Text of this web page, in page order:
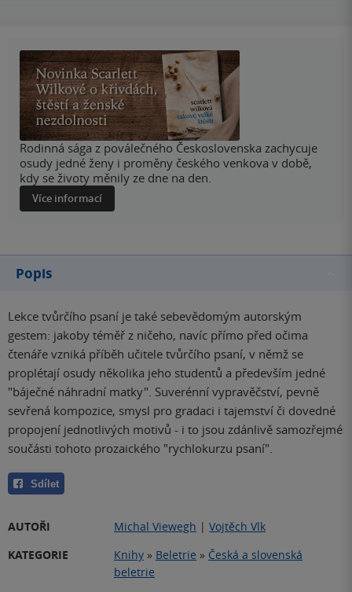
Rodinná sága z poválečného Československa zachycuje
osudy jedné ženy i proměny českého venkova v době,
kdy se životy měnily ze dne na den.
Více informací
Popis
Lekce tvůrčího psaní je také sebevědomým autorským
gestem: jakoby téměř z ničeho, navíc přímo před očima
čtenáře vzniká příběh učitele tvůrčího psaní, v němž se
proplétají osudy několika jeho studentů a především jedné
"báječné náhradní matky". Suverénní vypravěčství, pevně
sevřená kompozice, smysl pro gradaci i tajemství či dovedné
propojení jednotlivých motivů - i to jsou zdánlivě samozřejmé
součásti tohoto prozaického "rychlokurzu psaní".
Sdílet
AUTOŘI Michal Viewegh | Vojtěch Vlk
KATEGORIE
Knihy » Beletrie » Česká a slovenská
beletrie